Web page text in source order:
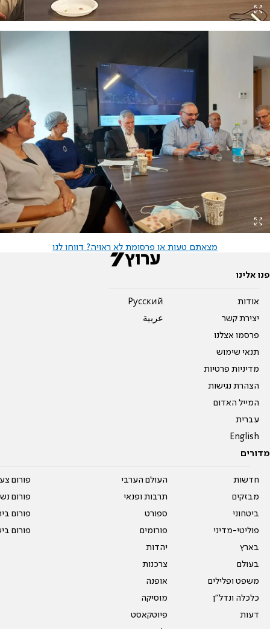
מצאתם טעות או פרסומת לא ראויה? דווחו לנו
פנו אלינו
אודות
יצירת קשר
פרסמו אצלנו
תנאי שימוש
מדיניות פרטיות
הצהרת נגישות
המייל האדום
עברית
English
Pусский
عربية
מדורים
חדשות
מבזקים
ביטחוני
פוליטי-מדיני
בארץ
בעולם
משפט ופלילים
כלכלה ונדל"ן
דעות
העולם הערבי
תרבות ופנאי
ספורט
פורומים
יהדות
צרכנות
אופנה
מוסיקה
פיוטקאסט
פורום
פורום
פורום
פורום